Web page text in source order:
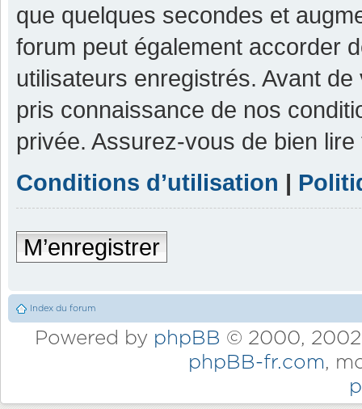
que quelques secondes et
forum peut également accorder
utilisateurs enregistrés. Avant
pris connaissance de nos
privée. Assurez-vous de bien
Conditions d’utilisation |
M’enregistrer
Index du forum
Powered by phpBB © 2000,
phpBB-fr.com,